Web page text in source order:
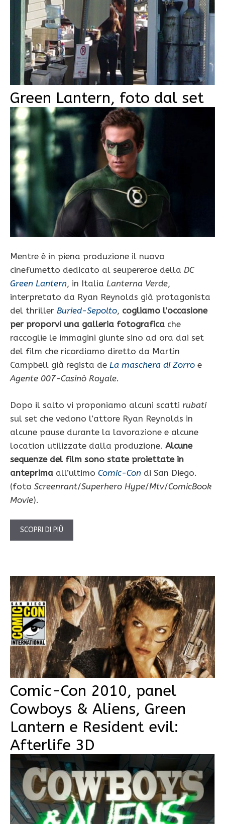
Green Lantern, foto dal set
Mentre è in piena produzione il nuovo
cinefumetto dedicato al seupereroe della DC
Green Lantern, in Italia Lanterna Verde,
interpretato da Ryan Reynolds già protagonista
del thriller Buried-Sepolto, cogliamo l’occasione
per proporvi una galleria fotografica che
raccoglie le immagini giunte sino ad ora dai set
del film che ricordiamo diretto da Martin
Campbell già regista de La maschera di Zorro e
Agente 007-Casinò Royale.
Dopo il salto vi proponiamo alcuni scatti rubati
sul set che vedono l’attore Ryan Reynolds in
alcune pause durante la lavorazione e alcune
location utilizzate dalla produzione. Alcune
sequenze del film sono state proiettate in
anteprima all’ultimo Comic-Con di San Diego.
(foto Screenrant/Superhero Hype/Mtv/ComicBook
Movie).
SCOPRI DI PIÙ
Comic-Con 2010, panel
Cowboys & Aliens, Green
Lantern e Resident evil:
Afterlife 3D